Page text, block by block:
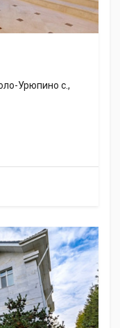
Урюпино с.,